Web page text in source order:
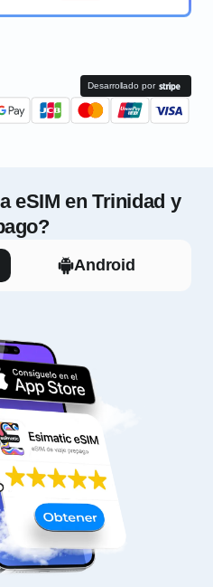
Desarrollado por
eSIM en Trinidad y
Android